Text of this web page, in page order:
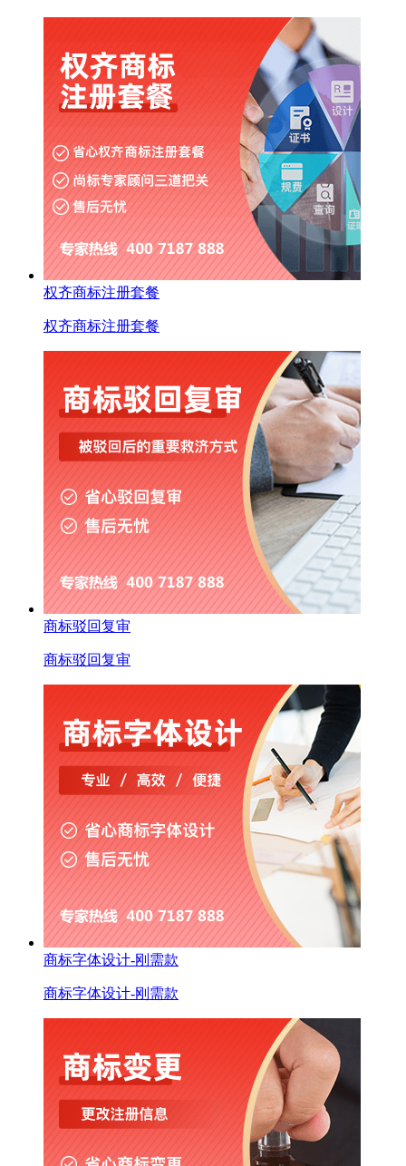
权齐商标注册套餐
权齐商标注册套餐
商标驳回复审
商标驳回复审
商标字体设计-刚需款
商标字体设计-刚需款